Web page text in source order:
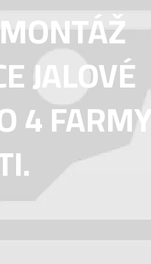
JALOVÉ
4 FARMY